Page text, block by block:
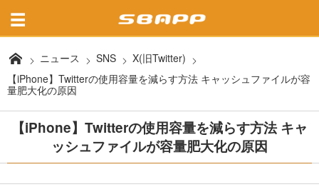
ニュース SNS
X(旧Twitter)
【iPhone】Twitterの使用容量を減らす方法 キャッシュファイルが容
量肥大化の原因
【iPhone】Twitterの使用容量を減らす方法 キャ
ッシュファイルが容量肥大化の原因